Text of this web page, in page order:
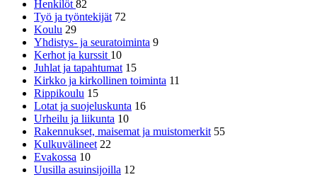
Henkilöt82
Työ ja työntekijät 72
Koulu 29
Yhdistys- ja seuratoiminta 9
Kerhot ja kurssit 10
Juhlat ja tapahtumat 15
Kirkko ja kirkollinen toiminta 11
Rippikoulu 15
Lotat ja suojeluskunta 16
Urheilu ja liikunta 10
Rakennukset, maisemat ja muistomerkit 55
Kulkuvälineet 22
Evakossa 10
Uusilla asuinsijoilla 12